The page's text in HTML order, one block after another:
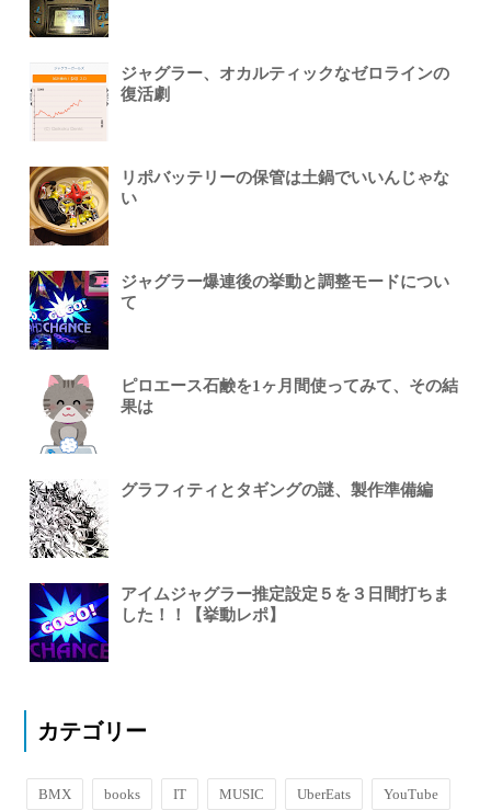
ジャグラー、オカルティックなゼロラインの
復活劇
リポバッテリーの保管は土鍋でいいんじゃな
い
ジャグラー爆連後の挙動と調整モードについ
て
ピロエース石鹸を1ヶ月間使ってみて、その結
果は
グラフィティとタギングの謎、製作準備編
アイムジャグラー推定設定５を３日間打ちま
した！！【挙動レポ】
カテゴリー
BMX books IT MUSIC UberEats YouTube